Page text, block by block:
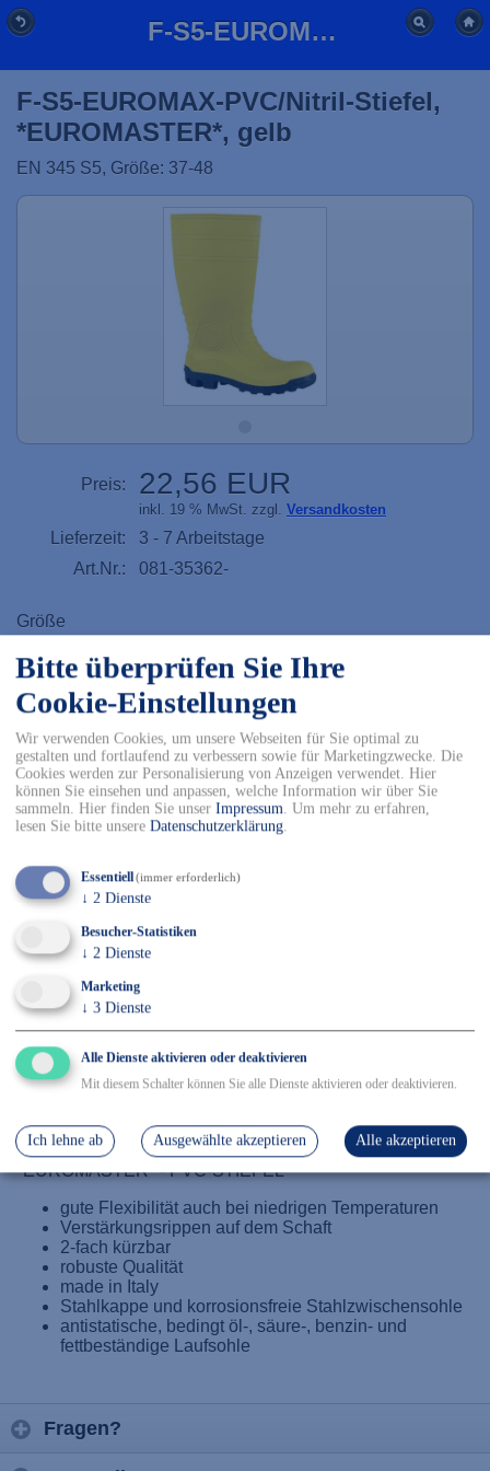
Bitte überprüfen Sie Ihre
Cookie-Einstellungen
Wir verwenden Cookies, um unsere Webseiten für Sie optimal zu
gestalten und fortlaufend zu verbessern sowie für Marketingzwecke. Die
Cookies werden zur Personalisierung von Anzeigen verwendet. Hier
können Sie einsehen und anpassen, welche Information wir über Sie
sammeln. Hier finden Sie unser Impressum. Um mehr zu erfahren,
lesen Sie bitte unsere Datenschutzerklärung.
Essentiell(immer erforderlich)
↓ 2 Dienste
Besucher-Statistiken
↓ 2 Dienste
Marketing
↓ 3 Dienste
Alle Dienste aktivieren oder deaktivieren
Mit diesem Schalter können Sie alle Dienste aktivieren oder deaktivieren.
Ich lehne ab Ausgewählte akzeptieren Alle akzeptieren
F-S5-EUROMAX-PVC/Nitril-Stiefel, *EUROMASTER*, gelb
F-S5-EUROMAX-PVC/Nitril-Stiefel,
*EUROMASTER*, gelb
EN 345 S5, Größe: 37-48
Preis: 22,56 EUR
inkl. 19 % MwSt. zzgl. Versandkosten
Lieferzeit:
3 - 7 Arbeitstage
Art.Nr.:
081-35362-
Größe
39 40 41
45 46
47 48 49 50
✓ Kostenfreier Versand innerhalb DE ab 150€
✓ Versand mit DHL
✓ Kostenfreier Rückversand
✓ Sicher Einkaufen & Bezahlen
EN 345 S5, Größe: 37-48
*EUROMASTER* - PVC-STIEFEL
gute Flexibilität auch bei niedrigen Temperaturen
Verstärkungsrippen auf dem Schaft
2-fach kürzbar
robuste Qualität
made in Italy
Stahlkappe und korrosionsfreie Stahlzwischensohle
antistatische, bedingt öl-, säure-, benzin- und
fettbeständige Laufsohle
Fragen?